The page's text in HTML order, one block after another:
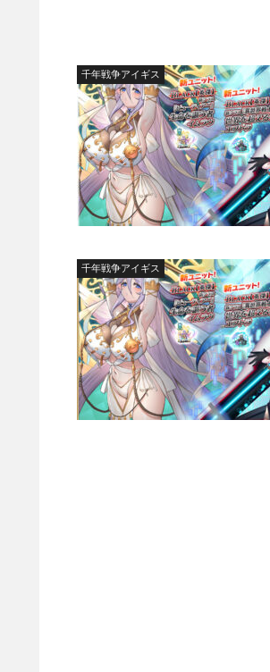
千年戦争アイギス
千年戦争アイギス